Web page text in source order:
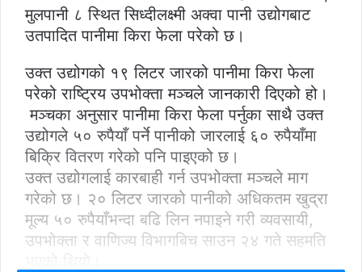
मुलपानी ८ स्थित सिध्दीलक्ष्मी अक्वा पानी उद्योगबाट
उतपादित पानीमा किरा फेला परेको छ।
उक्त उद्योगको १९ लिटर जारको पानीमा किरा फेला
परेको राष्ट्रिय उपभोक्ता मञ्चले जानकारी दिएको हो।
मञ्चका अनुसार पानीमा किरा फेला पर्नुका साथै उक्त
उद्योगले ५० रुपैयाँ पर्ने पानीको जारलाई ६० रुपैयाँमा
बिक्रि वितरण गरेको पनि पाइएको छ।
उक्त उद्योगलाई कारबाही गर्न उपभोक्ता मञ्चले माग
गरेको छ। २० लिटर जारको पानीको अधिकतम खुद्रा
मूल्य ५० रुपैयाँभन्दा बढि लिन नपाइने गरी व्यवसायी,
उपभोक्ता र वाणिज्य विभागबिच साउन २४ गते सहमति